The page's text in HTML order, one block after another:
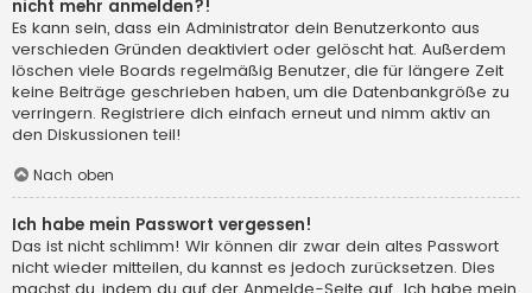
nicht mehr anmelden?!
Es kann sein, dass ein Administrator dein Benutzerkonto aus
verschieden Gründen deaktiviert oder gelöscht hat. Außerdem
löschen viele Boards regelmäßig Benutzer, die für längere Zeit
keine Beiträge geschrieben haben, um die Datenbankgröße zu
verringern. Registriere dich einfach erneut und nimm aktiv an
den Diskussionen teil!
Nach oben
Ich habe mein Passwort vergessen!
Das ist nicht schlimm! Wir können dir zwar dein altes Passwort
nicht wieder mitteilen, du kannst es jedoch zurücksetzen. Dies